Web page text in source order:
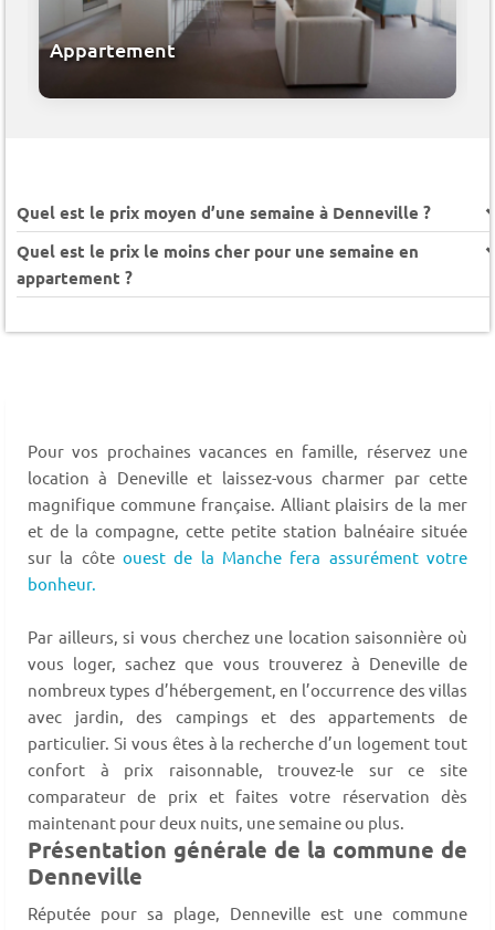
Appartement
Quel est le prix moyen d’une semaine à Denneville ?
Quel est le prix le moins cher pour une semaine en
appartement ?
Pour vos prochaines vacances en famille, réservez une
location à Deneville et laissez-vous charmer par cette
magnifique commune française. Alliant plaisirs de la mer
et de la compagne, cette petite station balnéaire située
sur la côte ouest de la Manche fera assurément votre
bonheur.
Par ailleurs, si vous cherchez une location saisonnière où
vous loger, sachez que vous trouverez à Deneville de
nombreux types d’hébergement, en l’occurrence des villas
avec jardin, des campings et des appartements de
particulier. Si vous êtes à la recherche d’un logement tout
confort à prix raisonnable, trouvez-le sur ce site
comparateur de prix et faites votre réservation dès
maintenant pour deux nuits, une semaine ou plus.
Présentation générale de la commune de
Denneville
Réputée pour sa plage, Denneville est une commune